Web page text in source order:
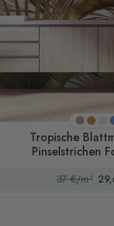
BraunGold
Tropische
Pinselstrichen
37 €/m²